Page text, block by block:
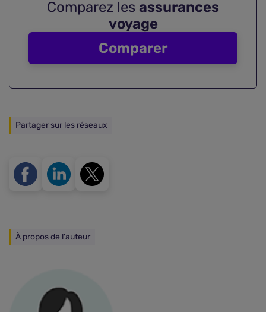
Comparez les assurances
voyage
Comparer
Partager sur les réseaux
À propos de l'auteur